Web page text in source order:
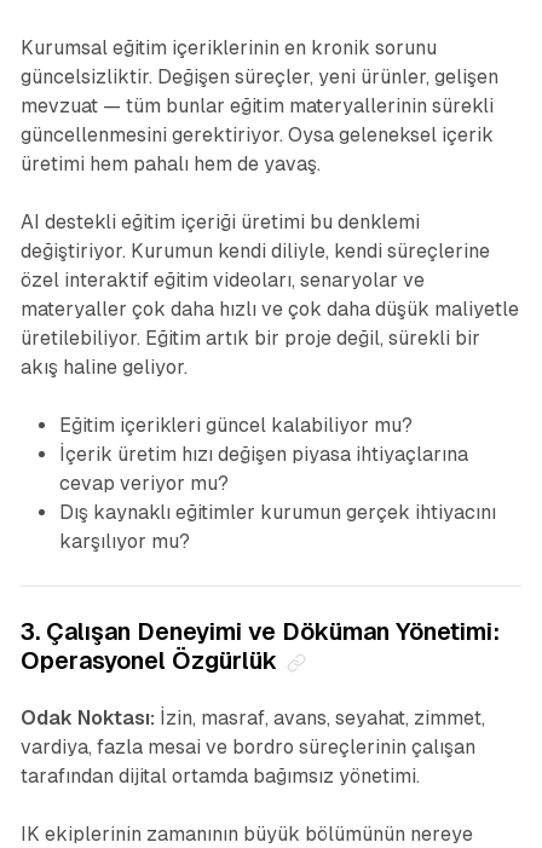
Kurumsal eğitim içeriklerinin en kronik sorunu
güncelsizliktir. Değişen süreçler, yeni ürünler, gelişen
mevzuat — tüm bunlar eğitim materyallerinin sürekli
güncellenmesini gerektiriyor. Oysa geleneksel içerik
üretimi hem pahalı hem de yavaş.
AI destekli eğitim içeriği üretimi bu denklemi
değiştiriyor. Kurumun kendi diliyle, kendi süreçlerine
özel interaktif eğitim videoları, senaryolar ve
materyaller çok daha hızlı ve çok daha düşük maliyetle
üretilebiliyor. Eğitim artık bir proje değil, sürekli bir
akış haline geliyor.
Eğitim içerikleri güncel kalabiliyor mu?
İçerik üretim hızı değişen piyasa ihtiyaçlarına
cevap veriyor mu?
Dış kaynaklı eğitimler kurumun gerçek ihtiyacını
karşılıyor mu?
3. Çalışan Deneyimi ve Döküman Yönetimi:
Operasyonel Özgürlük
Odak Noktası: İzin, masraf, avans, seyahat, zimmet,
vardiya, fazla mesai ve bordro süreçlerinin çalışan
tarafından dijital ortamda bağımsız yönetimi.
IK ekiplerinin zamanının büyük bölümünün nereye